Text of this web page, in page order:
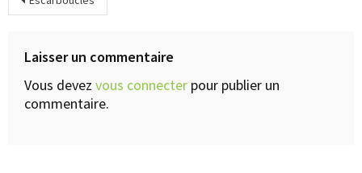
Laisser un commentaire
Vous devez vous connecter pour publier un
commentaire.